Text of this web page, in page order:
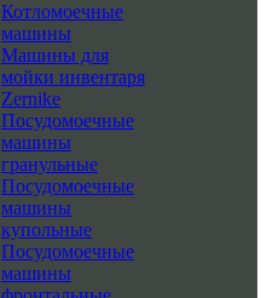
Котломоечные
машины
Машины для
мойки инвентаря
Zernike
Посудомоечные
машины
гранульные
Посудомоечные
машины
купольные
Посудомоечные
машины